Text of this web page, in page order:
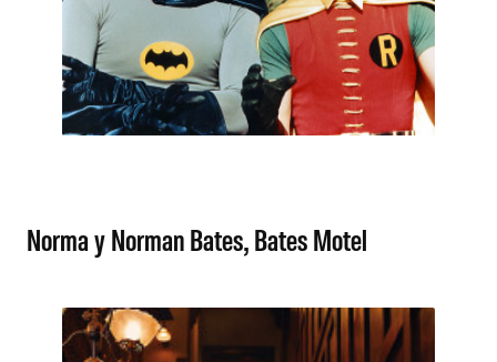
Norma y Norman Bates, Bates Motel